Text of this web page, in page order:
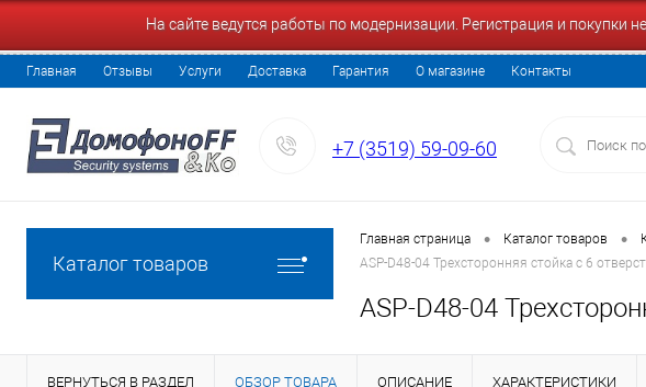
На сайте ведутся работы по модернизации. Регистрация и
Главная Отзывы Услуги Доставка Гарантия О магазине Контакты
+7 (3519) 59-09-60
Каталог товаров
Главная страница • Каталог товаров •
ASP-D48-04 Трехсторонняя стойка с 6
ASP-D48-04
ВЕРНУТЬСЯ В РАЗДЕЛ ОБЗОР ТОВАРА ОПИСАНИЕ ХАРАКТЕРИСТИКИ